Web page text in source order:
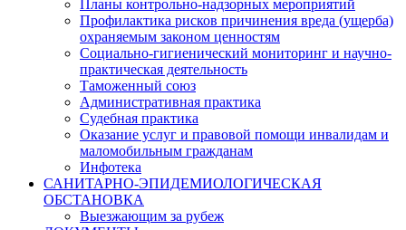
Планы контрольно-надзорных мероприятий
Профилактика рисков причинения вреда (ущерба)
охраняемым законом ценностям
Социально-гигиенический мониторинг и научно-
практическая деятельность
Таможенный союз
Административная практика
Судебная практика
Оказание услуг и правовой помощи инвалидам и
маломобильным гражданам
Инфотека
САНИТАРНО-ЭПИДЕМИОЛОГИЧЕСКАЯ
ОБСТАНОВКА
Выезжающим за рубеж